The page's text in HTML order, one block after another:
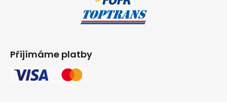
Přijímáme platby